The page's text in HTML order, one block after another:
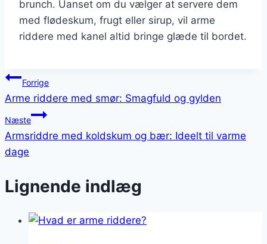
brunch. Uanset om du vælger at servere dem
med flødeskum, frugt eller sirup, vil arme
riddere med kanel altid bringe glæde til bordet.
Indlægsnavigation
Forrige
Arme riddere med smør: Smagfuld og gylden
Næste
Armsriddre med koldskum og bær: Ideelt til varme
dage
Lignende indlæg